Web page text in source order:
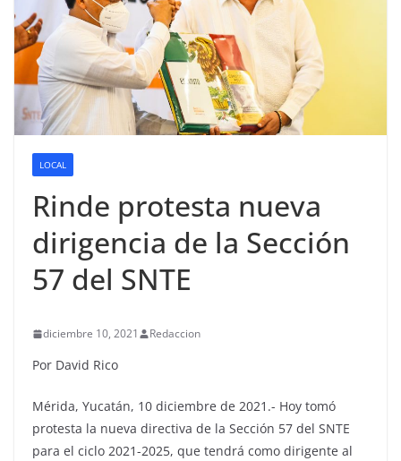
LOCAL
Rinde protesta nueva
dirigencia de la Sección
57 del SNTE
diciembre 10, 2021 Redaccion
Por David Rico
Mérida, Yucatán, 10 diciembre de 2021.- Hoy tomó
protesta la nueva directiva de la Sección 57 del SNTE
para el ciclo 2021-2025, que tendrá como dirigente al